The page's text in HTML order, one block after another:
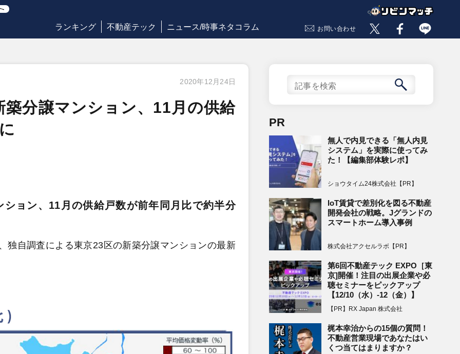
ランキング 不動産テック ニュース/時事ネタコラム お問い合わせ
2020年12月24日
分譲マンション、11月の供給
ョン、11月の供給戸数が前年同月比で約半分
独自調査による東京23区の新築分譲マンションの最新
PR
無人で内見できる「無人内見
システム」を実際に使ってみ
た！【編集部体験レポ】
ショウタイム24株式会社【PR】
IoT賃貸で差別化を図る不動産
開発会社の戦略。Jグランドの
スマートホーム導入事例
株式会社アクセルラボ【PR】
第6回不動産テック EXPO［東
京]開催！注目の出展企業や必
聴セミナーをピックアップ
【12/10（水）-12（金）】
【PR】RX Japan 株式会社
梶本幸治からの15個の質問！
不動産営業現場であなたはい
くつ当てはまりますか？